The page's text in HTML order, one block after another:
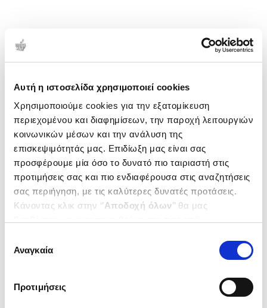
Αυτή η ιστοσελίδα χρησιμοποιεί cookies
Χρησιμοποιούμε cookies για την εξατομίκευση
περιεχομένου και διαφημίσεων, την παροχή λειτουργιών
κοινωνικών μέσων και την ανάλυση της
επισκεψιμότητάς μας. Επιδίωξη μας είναι σας
προσφέρουμε μία όσο το δυνατό πιο ταιριαστή στις
προτιμήσεις σας και πιο ενδιαφέρουσα στις αναζητήσεις
σας περιήγηση, με τις καλύτερες δυνατές προτάσεις.
Κάνοντας κλικ στην ‘’Αποδοχή όλων’’ θα μας
ενδιαφέρουν και να επιλέξετε από τα παρακάτω με την
΄΄και να ενημερωθείτε σχετικά με
συγκατάθεσης
Αναγκαία
Προτιμήσεις